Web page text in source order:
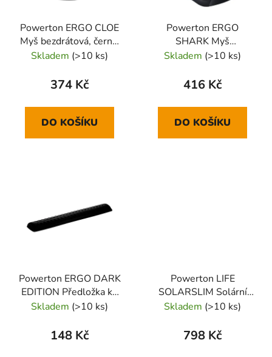
Powerton ERGO CLOE
Myš bezdrátová, černá,
1600DPI
Skladem (>10 ks)
374 Kč
DO KOŠÍKU
Powerton ERGO
SHARK Myš
bezdrátová, černá,
Skladem (>10 ks)
416 Kč
DO KOŠÍKU
Powerton ERGO DARK
EDITION Předložka ke
klávesnici pěnová, černá
Skladem (>10 ks)
148 Kč
Powerton LIFE
SOLARSLIM Solární
klávesnice bezdrátová
Skladem (>10 ks)
798 Kč